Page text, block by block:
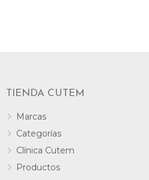
TIENDA CUTEM
Marcas
Categorías
Clínica Cutem
Productos